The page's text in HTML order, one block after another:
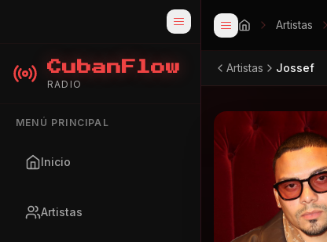
CubanFlow
RADIO
MENÚ PRINCIPAL
Inicio
Artistas
Artistas
Artistas Jossef